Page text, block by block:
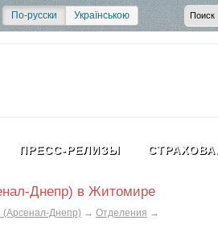
По-русски Українською
ПРЕСС-РЕЛИЗЫ
Днепр) в Житомире
(Арсенал-Днепр) → Отделения →